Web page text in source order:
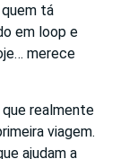
tá
em loop e
merece
realmente
viagem.
ajudam a